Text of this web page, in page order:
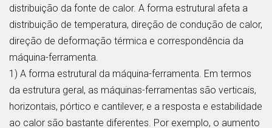
distribuição da fonte de calor. A forma estrutural afeta a
distribuição de temperatura, direção de condução de calor,
direção de deformação térmica e correspondência da
máquina-ferramenta.
1) A forma estrutural da máquina-ferramenta. Em termos
da estrutura geral, as máquinas-ferramentas são verticais,
horizontais, pórtico e cantilever, e a resposta e estabilidade
ao calor são bastante diferentes. Por exemplo, o aumento